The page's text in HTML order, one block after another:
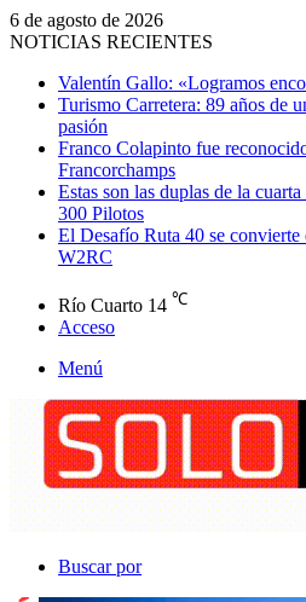
6 de agosto de 2026
NOTICIAS RECIENTES
Valentín Gallo: «Logramos
Turismo Carretera: 89 años de
pasión
Franco Colapinto fue
Francorchamps
Estas son las duplas de la
300 Pilotos
El Desafío Ruta 40 se convierte
W2RC
Río Cuarto 14 ℃
Acceso
Menú
Buscar por